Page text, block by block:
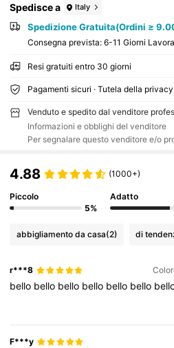
Spedisce a Italy
Spedizione Gratuita(Ordini ≥
Consegna prevista: 6-11 Giorni
Resi gratuiti entro 30 giorni
Pagamenti sicuri · Tutela della privacy
Venduto e spedito dal venditore
Informazioni e obblighi del venditore
Per segnalare questo venditore e/o
4.88 (1000+)
Piccolo
5%
Adatto
abbigliamento da casa(2) di
r***8
bello bello bello bello bello bello
F***y